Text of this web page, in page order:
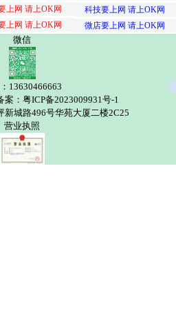
上网 请上OK网
科技要上网 请上OK网
上网 请上OK网 微店要上网 请上OK网
微信
13630466663
：粤ICP备2023009931号-1
新城路496号华苑大厦二楼2C25
营业执照